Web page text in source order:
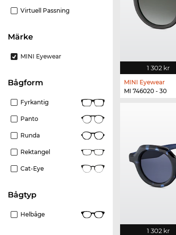
Virtuell Passning
Märke
MINI Eyewear
bågform
Fyrkantig
Panto
Runda
Rektangel
Cat-Eye
Bågtyp
Helbåge
1 302 kr
MINI Eyewear
MI 746020 - 30
1 302 kr